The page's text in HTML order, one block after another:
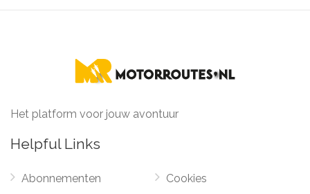
Het platform voor jouw avontuur
Helpful Links
Abonnementen
Cookies